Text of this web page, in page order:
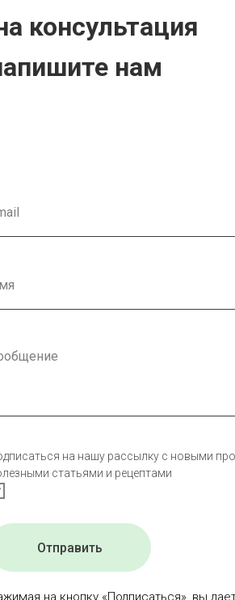
консультация
нам
на нашу рассылку с новыми
статьями и рецептами
Отправить